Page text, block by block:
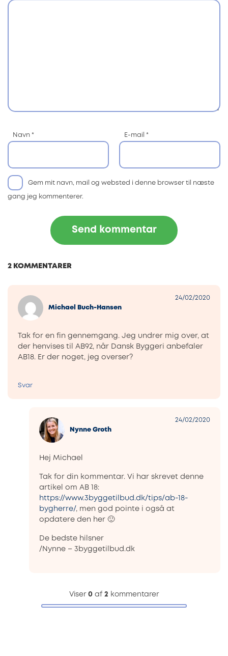
Navn * E-mail *
Gem mit navn, mail og websted i denne browser til næste
gang jeg kommenterer.
2 KOMMENTARER
Michael Buch-Hansen
24/02/2020
Tak for en fin gennemgang. Jeg undrer mig over, at
der henvises til AB92, når Dansk Byggeri anbefaler
AB18. Er der noget, jeg overser?
Svar
Nynne Groth
24/02/2020
Hej Michael
Tak for din kommentar. Vi har skrevet denne
artikel om AB 18:
https://www.3byggetilbud.dk/tips/ab-18-
bygherre/, men god pointe i også at
opdatere den her 🙂
De bedste hilsner
/Nynne – 3byggetilbud.dk
Viser 0 af 2 kommentarer